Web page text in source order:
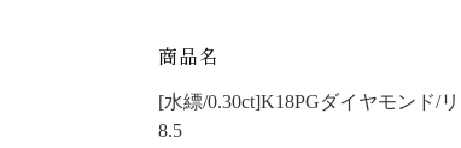
商品名
[水縹/0.30ct]K18PGダイヤモンド/
8.5